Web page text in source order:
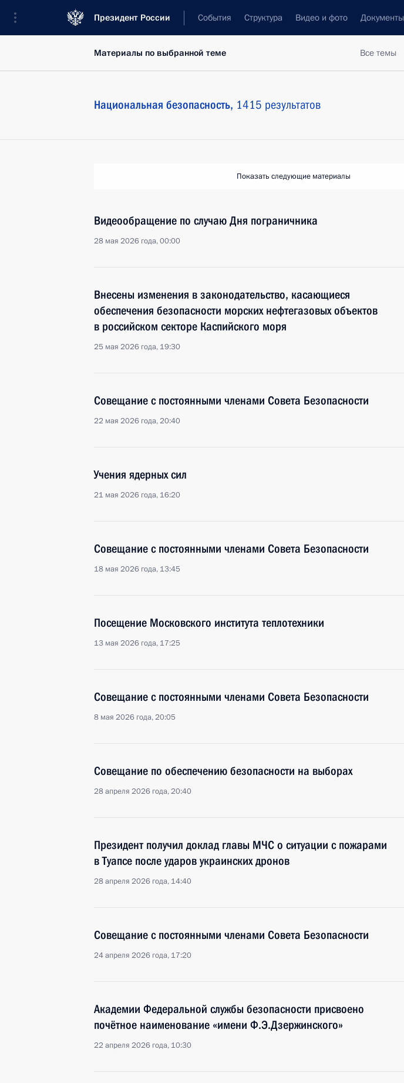
Президент России События Структура Видео и фото Документы
Все темы
Материалы по выбранной теме
Национальная безопасность, 1415 результатов
Показать следующие материалы
Видеообращение по случаю Дня пограничника
28 мая 2026 года, 00:00
Внесены изменения в законодательство, касающиеся
обеспечения безопасности морских нефтегазовых объектов
в российском секторе Каспийского моря
25 мая 2026 года, 19:30
Совещание с постоянными членами Совета Безопасности
22 мая 2026 года, 20:40
Учения ядерных сил
21 мая 2026 года, 16:20
Совещание с постоянными членами Совета Безопасности
18 мая 2026 года, 13:45
Посещение Московского института теплотехники
13 мая 2026 года, 17:25
Совещание с постоянными членами Совета Безопасности
8 мая 2026 года, 20:05
Совещание по обеспечению безопасности на выборах
28 апреля 2026 года, 20:40
Президент получил доклад главы МЧС о ситуации с пожарами
в Туапсе после ударов украинских дронов
28 апреля 2026 года, 14:40
Совещание с постоянными членами Совета Безопасности
24 апреля 2026 года, 17:20
Академии Федеральной службы безопасности присвоено
почётное наименование «имени Ф.Э.Дзержинского»
22 апреля 2026 года, 10:30